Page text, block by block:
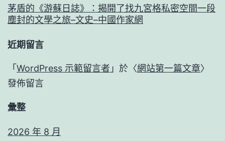
茅盾的《游蘇日誌》：揭開了找九宮格私密空間一段
塵封的文學之旅–文史–中國作家網
近期留言
「 WordPress 示範留言者 」於〈網站第一篇文章〉
發佈留言
彙整
2026 年 8 月